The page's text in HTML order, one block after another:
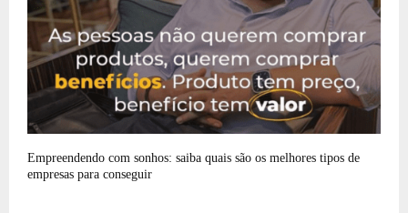
Empreendendo com sonhos: saiba quais são os melhores tipos de
empresas para conseguir